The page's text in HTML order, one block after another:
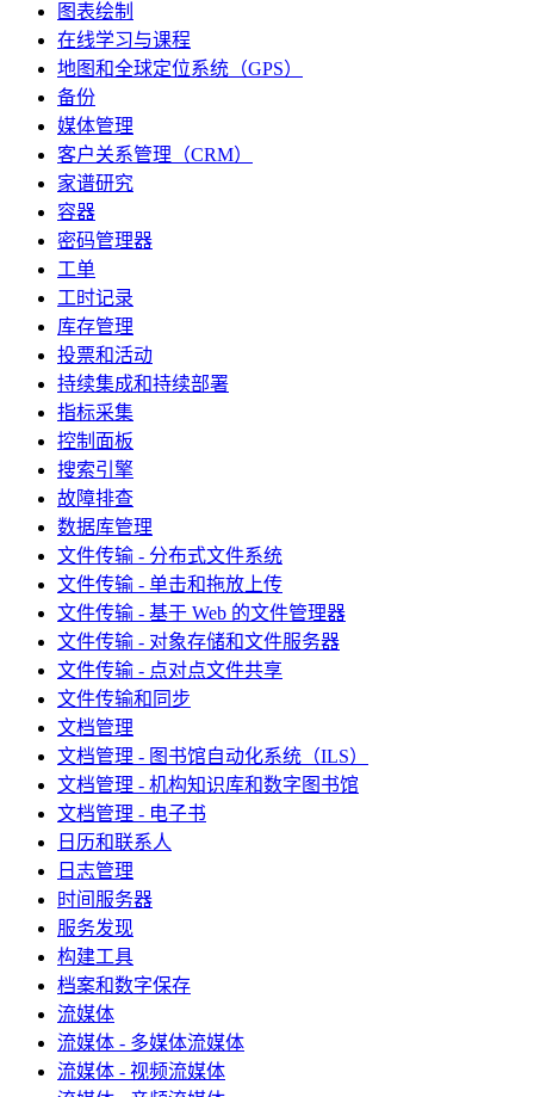
图表绘制
在线学习与课程
地图和全球定位系统（GPS）
备份
媒体管理
客户关系管理（CRM）
家谱研究
容器
密码管理器
工单
工时记录
库存管理
投票和活动
持续集成和持续部署
指标采集
控制面板
搜索引擎
故障排查
数据库管理
文件传输 - 分布式文件系统
文件传输 - 单击和拖放上传
文件传输 - 基于 Web 的文件管理器
文件传输 - 对象存储和文件服务器
文件传输 - 点对点文件共享
文件传输和同步
文档管理
文档管理 - 图书馆自动化系统（ILS）
文档管理 - 机构知识库和数字图书馆
文档管理 - 电子书
日历和联系人
日志管理
时间服务器
服务发现
构建工具
档案和数字保存
流媒体
流媒体 - 多媒体流媒体
流媒体 - 视频流媒体